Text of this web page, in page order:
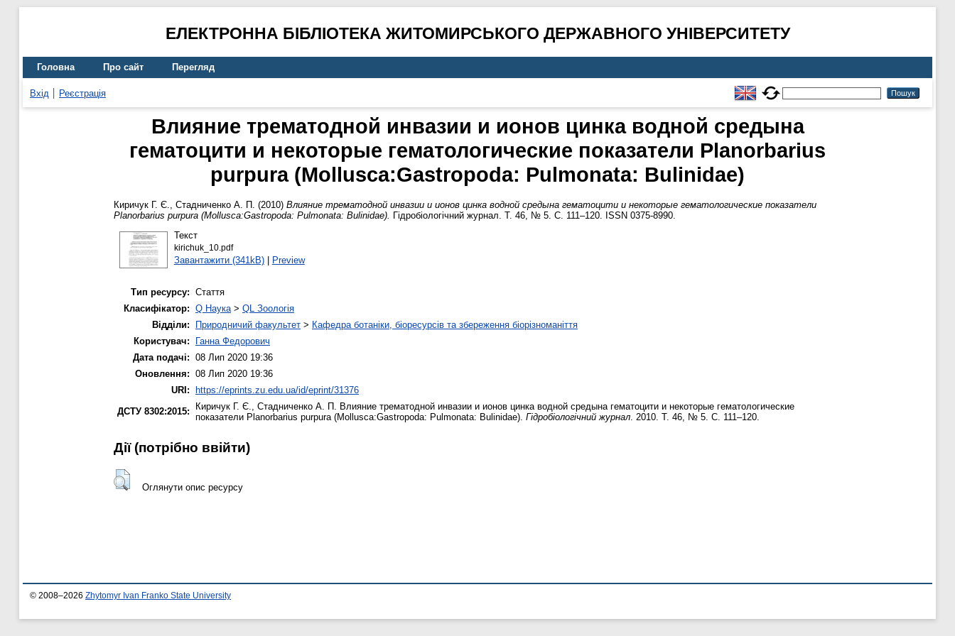
ЕЛЕКТРОННА БІБЛІОТЕКА ЖИТОМИРСЬКОГО ДЕРЖАВНОГО УНІВЕРСИТЕТУ
Головна Про сайт Перегляд
Вхід Реєстрація
Влияние трематодной инвазии и ионов цинка водной средына
гематоцити и некоторые гематологические показатели Planorbarius
purpura (Mollusca:Gastropoda: Pulmonata: Bulinidae)
Киричук Г. Є., Стадниченко А. П. (2010) Влияние трематодной инвазии и ионов цинка водной средына гематоцити и некоторые гематологические показатели
Planorbarius purpura (Mollusca:Gastropoda: Pulmonata: Bulinidae). Гідробіологічний журнал. Т. 46, № 5. С. 111–120. ISSN 0375-8990.
Текст
kirichuk_10.pdf
Завантажити (341kB)| Preview
Тип ресурсу: Стаття
Класифікатор: Q Наука> QL Зоологія
Відділи:
Природничий факультет > Кафедра ботаніки, біоресурсів та збереження біорізноманіття
Користувач:
Ганна Федорович
Дата подачі: 08 Лип 2020 19:36
Оновлення: 08 Лип 2020 19:36
URI:
https://eprints.zu.edu.ua/id/eprint/31376
ДСТУ 8302:2015:
Киричук Г. Є., Стадниченко А. П. Влияние трематодной инвазии и ионов цинка водной средына гематоцити и некоторые гематологические
показатели Planorbarius purpura (Mollusca:Gastropoda: Pulmonata: Bulinidae). Гідробіологічний журнал. 2010. Т. 46, № 5. С. 111–120.
Дії ​​(потрібно ввійти)
Оглянути опис ресурсу
© 2008–2026 Zhytomyr Ivan Franko State University